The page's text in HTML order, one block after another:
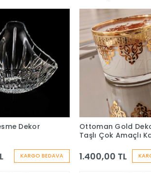
KARGO BEDAVA
Dekor
Ottoman Gold
Taşlı Çok Amaçlı
1.400,00 TL